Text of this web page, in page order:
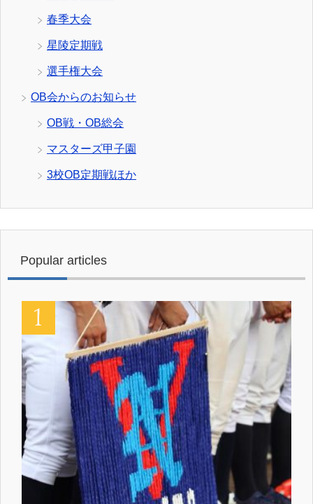
春季大会
星陵定期戦
選手権大会
OB会からのお知らせ
OB戦・OB総会
マスターズ甲子園
3校OB定期戦ほか
Popular articles